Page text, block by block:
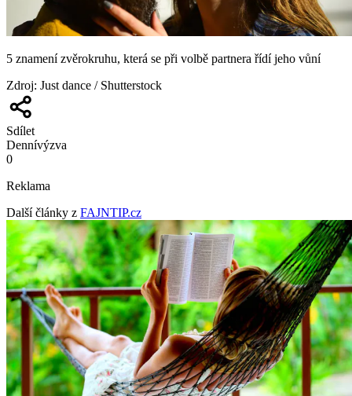
5 znamení zvěrokruhu, která se při volbě partnera řídí jeho vůní
Zdroj: Just dance / Shutterstock
Sdílet
Dennívýzva
0
Reklama
Další články z FAJNTIP.cz